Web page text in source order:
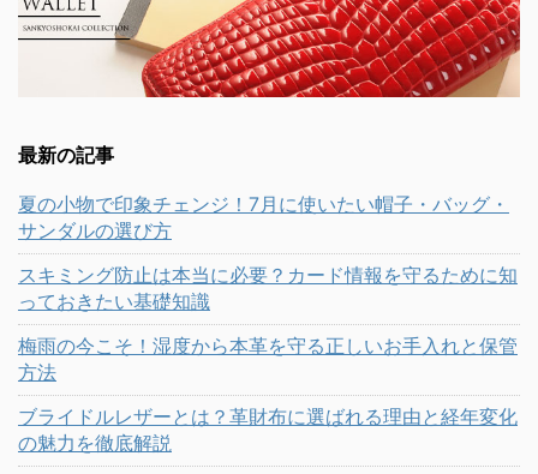
最新の記事
夏の小物で印象チェンジ！7月に使いたい帽子・バッグ・
サンダルの選び方
スキミング防止は本当に必要？カード情報を守るために知
っておきたい基礎知識
梅雨の今こそ！湿度から本革を守る正しいお手入れと保管
方法
ブライドルレザーとは？革財布に選ばれる理由と経年変化
の魅力を徹底解説